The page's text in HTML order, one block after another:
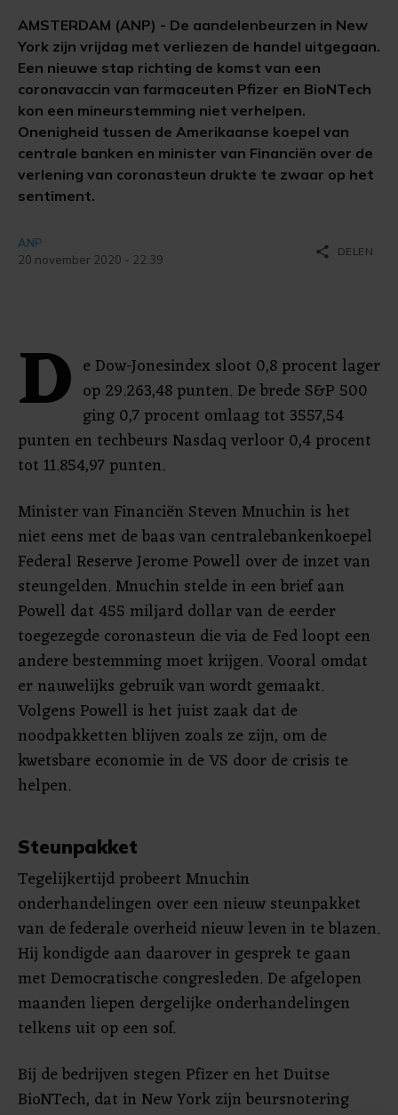
AMSTERDAM (ANP) - De aandelenbeurzen in New
York zijn vrijdag met verliezen de handel uitgegaan.
Een nieuwe stap richting de komst van een
coronavaccin van farmaceuten Pfizer en BioNTech
kon een mineurstemming niet verhelpen.
Onenigheid tussen de Amerikaanse koepel van
centrale banken en minister van Financiën over de
verlening van coronasteun drukte te zwaar op het
sentiment.
ANP
20 november 2020 - 22:39
share DELEN
D e Dow-Jonesindex sloot 0,8 procent lager
op 29.263,48 punten. De brede S&P 500
ging 0,7 procent omlaag tot 3557,54
punten en techbeurs Nasdaq verloor 0,4 procent
tot 11.854,97 punten.
Minister van Financiën Steven Mnuchin is het
niet eens met de baas van centralebankenkoepel
Federal Reserve Jerome Powell over de inzet van
steungelden. Mnuchin stelde in een brief aan
Powell dat 455 miljard dollar van de eerder
toegezegde coronasteun die via de Fed loopt een
andere bestemming moet krijgen. Vooral omdat
er nauwelijks gebruik van wordt gemaakt.
Volgens Powell is het juist zaak dat de
noodpakketten blijven zoals ze zijn, om de
kwetsbare economie in de VS door de crisis te
helpen.
Steunpakket
Tegelijkertijd probeert Mnuchin
onderhandelingen over een nieuw steunpakket
van de federale overheid nieuw leven in te blazen.
Hij kondigde aan daarover in gesprek te gaan
met Democratische congresleden. De afgelopen
maanden liepen dergelijke onderhandelingen
telkens uit op een sof.
Bij de bedrijven stegen Pfizer en het Duitse
BioNTech, dat in New York zijn beursnotering